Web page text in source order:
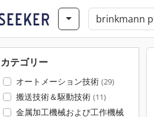
カテゴリー
オートメーション技術 (29)
搬送技術＆駆動技術 (11)
金属加工機械および工作機械